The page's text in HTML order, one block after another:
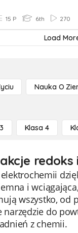
15 P 6th 270
Load
Nauka O
Klasa 4
i
wszystko,
narzędzie do
z chemii.